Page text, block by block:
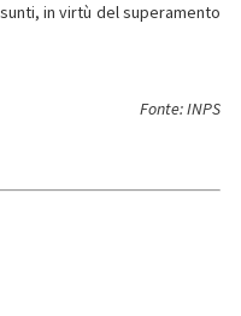
in virtù del superamento
Fonte: INPS